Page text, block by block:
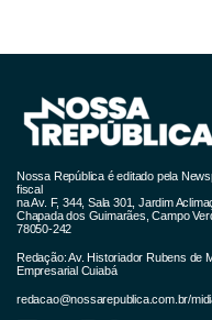
Para haver a
fazer uso do
semana.
Assista agora ao
mais sobre os
jovens a
Nossa República é editado pela
fiscal
na Av. F, 344, Sala 301, Jardim
Chapada dos Guimarães, Campo
78050-242
Redação: Av. Historiador Rubens de
Empresarial Cuiabá
redacao@nossarepublica.com.br/